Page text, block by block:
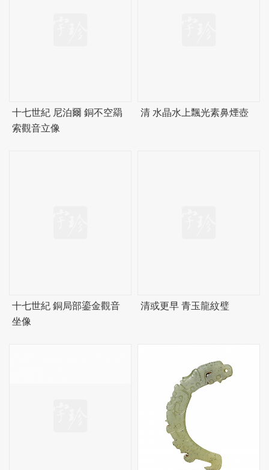
十七世紀 尼泊爾 銅不空羂
索觀音立像
清 水晶水上飄光素鼻煙壺
十七世紀 銅局部鎏金觀音
坐像
清或更早 青玉龍紋璧